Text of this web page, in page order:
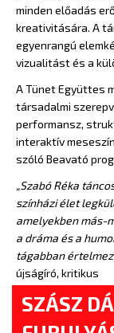
minden előadás
kreativitására. A
egyenrangú
vizualitást és a
A Tünet Együttes
társadalmi
performansz,
interaktív
szóló Beavató
„Szabó Réka
színházi élet
amelyekben más-
a dráma és a
tágabban
újságíró, kritikus
SZÁSZ